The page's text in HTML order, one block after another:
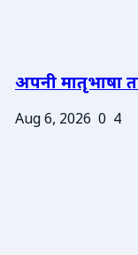
अपनी मातृभाषा
Aug 6, 2026 0 4